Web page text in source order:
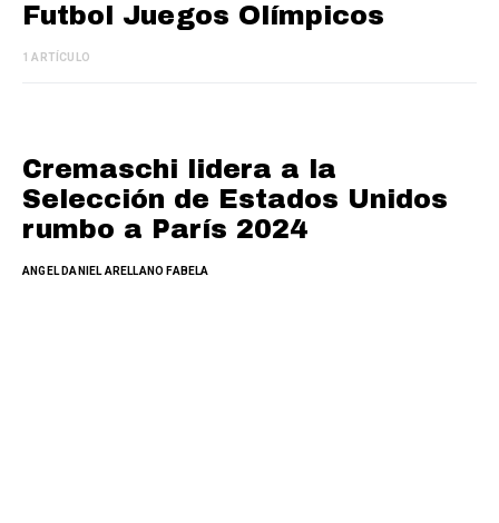
Futbol Juegos Olímpicos
1 ARTÍCULO
Cremaschi lidera a la
Selección de Estados Unidos
rumbo a París 2024
ANGEL DANIEL ARELLANO FABELA